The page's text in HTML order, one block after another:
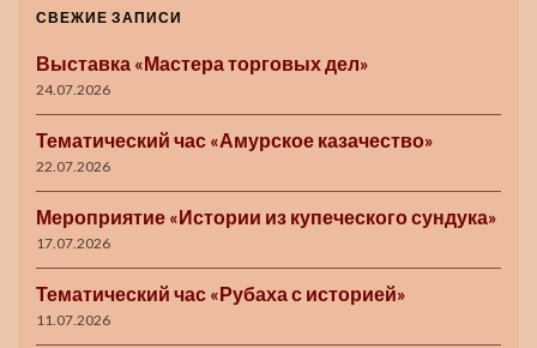
СВЕЖИЕ ЗАПИСИ
Выставка «Мастера торговых дел»
24.07.2026
Тематический час «Амурское казачество»
22.07.2026
Мероприятие «Истории из купеческого сундука»
17.07.2026
Тематический час «Рубаха с историей»
11.07.2026